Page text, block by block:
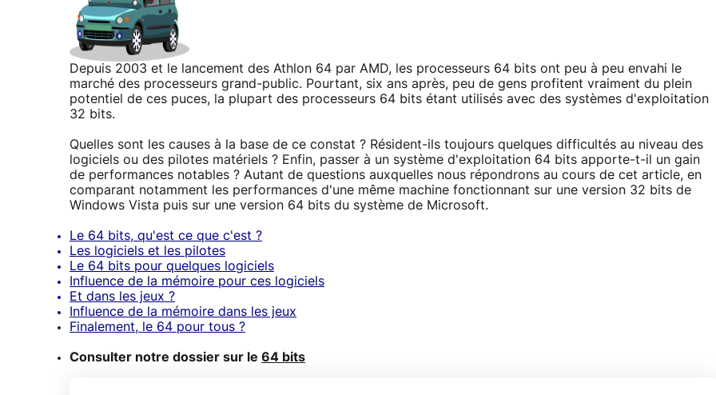
Depuis 2003 et le lancement des Athlon 64 par AMD, les processeurs 64 bits ont peu à peu envahi le
marché des processeurs grand-public. Pourtant, six ans après, peu de gens profitent vraiment du plein
potentiel de ces puces, la plupart des processeurs 64 bits étant utilisés avec des systèmes d'exploitation
32 bits.
Quelles sont les causes à la base de ce constat ? Résident-ils toujours quelques difficultés au niveau des
logiciels ou des pilotes matériels ? Enfin, passer à un système d'exploitation 64 bits apporte-t-il un gain
de performances notables ? Autant de questions auxquelles nous répondrons au cours de cet article, en
comparant notamment les performances d'une même machine fonctionnant sur une version 32 bits de
Windows Vista puis sur une version 64 bits du système de Microsoft.
Le 64 bits, qu'est ce que c'est ?
Les logiciels et les pilotes
Le 64 bits pour quelques logiciels
Influence de la mémoire pour ces logiciels
Et dans les jeux ?
Influence de la mémoire dans les jeux
Finalement, le 64 pour tous ?
Consulter notre dossier sur le 64 bits